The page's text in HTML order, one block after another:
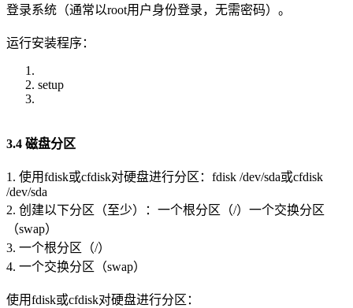
登录系统（通常以root用户身份登录，无需密码）。
运行安装程序：
setup
3.4 磁盘分区
1. 使用fdisk或cfdisk对硬盘进行分区：fdisk /dev/sda或cfdisk
/dev/sda
2. 创建以下分区（至少）：一个根分区（/）一个交换分区
（swap）
3. 一个根分区（/）
4. 一个交换分区（swap）
使用fdisk或cfdisk对硬盘进行分区：